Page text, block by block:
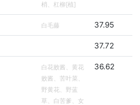
梢、杠柳[植]
白毛藤 37.95
37.72
白花败酱、黄花
败酱、苦叶菜、
野黄花、野蓝
草、白苦爹、女
36.62